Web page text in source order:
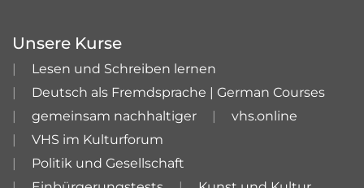
Unsere Kurse
Lesen und Schreiben lernen
Deutsch als Fremdsprache | German Courses
gemeinsam nachhaltiger
vhs.online
VHS im Kulturforum
Politik und Gesellschaft